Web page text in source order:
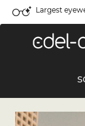
Largest